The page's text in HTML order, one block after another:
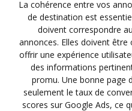
La cohérence entre vos
de destination est
doivent correspondre
annonces. Elles doivent
offrir une expérience
des informations
promu. Une bonne page
seulement le taux de
scores sur Google Ads, ce